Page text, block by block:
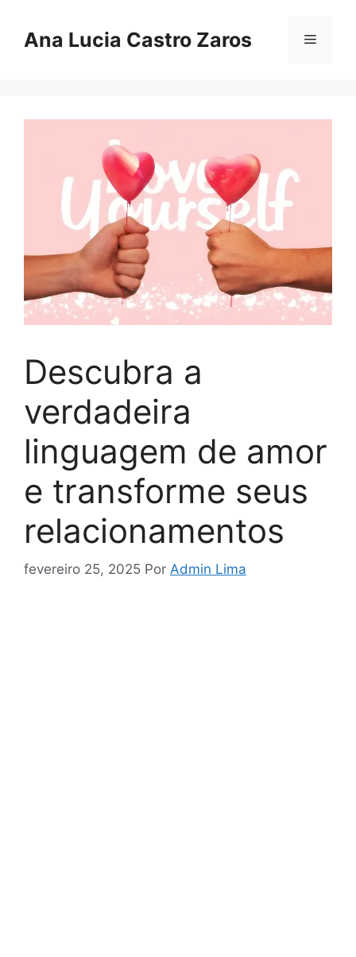
Ana Lucia Castro Zaros Menu
Descubra a
verdadeira
linguagem de amor
e transforme seus
relacionamentos
fevereiro 25, 2025 Por Admin Lima